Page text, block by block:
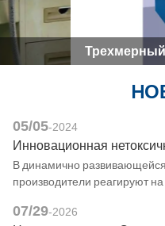
Трехмерный
05/05-2024
В динамично
производители реагируют
посуда с антипригарным
07/29-2026